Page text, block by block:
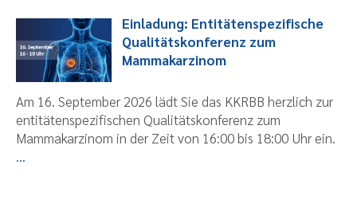
Einladung: Entitätenspezifische
Qualitätskonferenz zum
Mammakarzinom
Am 16. September 2026 lädt Sie das KKRBB herzlich zur
entitätenspezifischen Qualitätskonferenz zum
Mammakarzinom in der Zeit von 16:00 bis 18:00 Uhr ein.
...